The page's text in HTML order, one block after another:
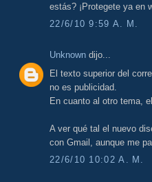
estás? ¡Protegete ya en
22/6/10 9:59 A. M.
Unknown dijo...
El texto superior del
no es publicidad.
En cuanto al otro tema,
A ver qué tal el nuevo
con Gmail, aunque me
22/6/10 10:02 A. M.